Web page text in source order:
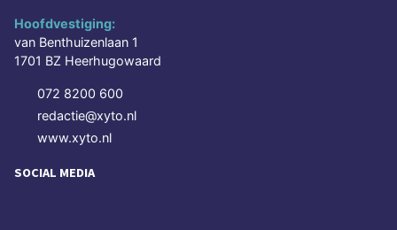
Hoofdvestiging:
van Benthuizenlaan 1
1701 BZ Heerhugowaard
072 8200 600
redactie@xyto.nl
www.xyto.nl
SOCIAL MEDIA